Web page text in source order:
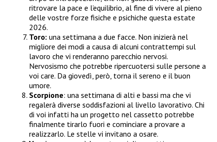
ritrovare la pace e l’equilibrio, al fine di vivere al pieno
delle vostre forze fisiche e psichiche questa estate
2026.
Toro: una settimana a due facce. Non inizierà nel
migliore dei modi a causa di alcuni contrattempi sul
lavoro che vi renderanno parecchio nervosi.
Nervosismo che potrebbe ripercuotersi sulle persone a
voi care. Da giovedì, però, torna il sereno e il buon
umore.
Scorpione: una settimana di alti e bassi ma che vi
regalerà diverse soddisfazioni al livello lavorativo. Chi
di voi infatti ha un progetto nel cassetto potrebbe
finalmente tirarlo fuori e cominciare a provare a
realizzarlo. Le stelle vi invitano a osare.